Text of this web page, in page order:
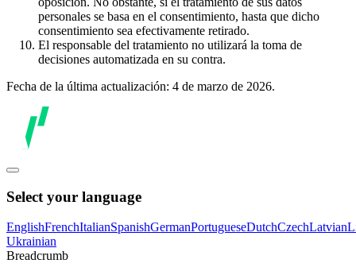
personales se basa en el consentimiento, hasta que dicho
consentimiento sea efectivamente retirado.
El responsable del tratamiento no utilizará la toma de
decisiones automatizada en su contra.
Fecha de la última actualización: 4 de marzo de 2026.
Select your language
EnglishFrenchItalianSpanishGermanPortugueseDutchCzechLatvian
Ukrainian
Breadcrumb